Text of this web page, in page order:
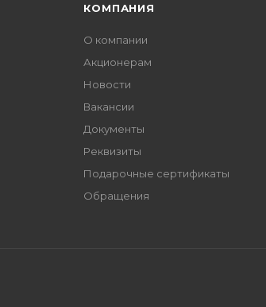
КОМПАНИЯ
О компании
Акционерам
Новости
Вакансии
Документы
Реквизиты
Подарочные сертификаты
Обращения